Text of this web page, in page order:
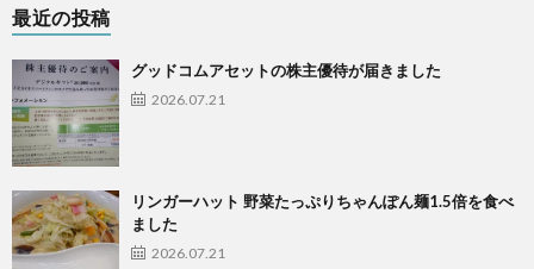
最近の投稿
グッドコムアセットの株主優待が届きました
2026.07.21
リンガーハット 野菜たっぷりちゃんぽん麺1.5倍を食べ
ました
2026.07.21